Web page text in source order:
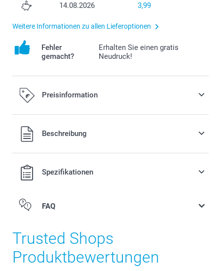
14.08.2026 3,99
Weitere Informationen zu allen Lieferoptionen
Fehler
gemacht?
Erhalten Sie einen gratis
Neudruck!
Preisinformation
Alle Preise verstehen sich in EURO (€) inkl. MwSt. und zzgl.
Versandkosten.Beschreibung
Spezifikationen
FAQ
Trusted Shops
Produktbewertungen